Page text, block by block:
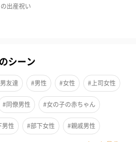
ンドアネイ）」を代表する、ガーゼ
出産祝い
シーン
友達 #男性 #女性 #上司女性
#同僚男性 #女の子の赤ちゃん
男性 #部下女性 #親戚男性